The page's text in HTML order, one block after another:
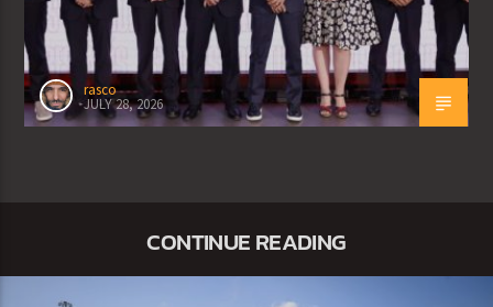
rasco
JULY 28, 2026
CONTINUE READING